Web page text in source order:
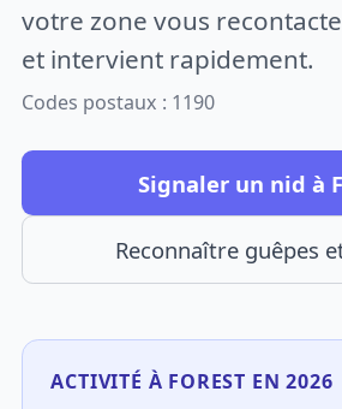
votre zone vous
et intervient rapidement.
Codes postaux : 1190
Signaler un nid à
Reconnaître guêpes
ACTIVITÉ À FOREST EN 2026